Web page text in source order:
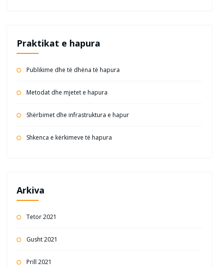
Praktikat e hapura
Publikime dhe të dhëna të hapura
Metodat dhe mjetet e hapura
Shërbimet dhe infrastruktura e hapur
Shkenca e kërkimeve të hapura
Arkiva
Tetor 2021
Gusht 2021
Prill 2021